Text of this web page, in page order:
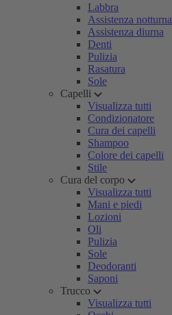
Labbra
Assistenza notturna
Assistenza diurna
Denti
Pulizia
Rasatura
Sole
Capelli
Visualizza tutti
Condizionatore
Cura dei capelli
Shampoo
Colore dei capelli
Stile
Cura del corpo
Visualizza tutti
Mani e piedi
Lozioni
Oli
Pulizia
Sole
Deodoranti
Saponi
Trucco
Visualizza tutti